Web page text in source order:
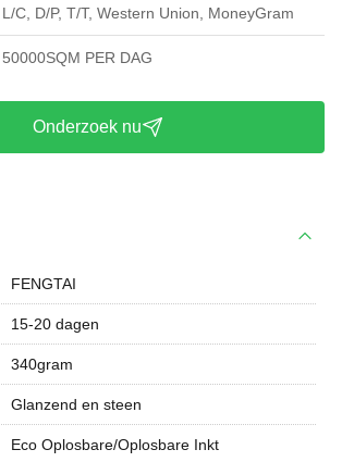
L/C, D/P, T/T, Western Union, MoneyGram
50000SQM PER DAG
Onderzoek nu
FENGTAI
15-20 dagen
340gram
Glanzend en steen
Eco Oplosbare/Oplosbare Inkt